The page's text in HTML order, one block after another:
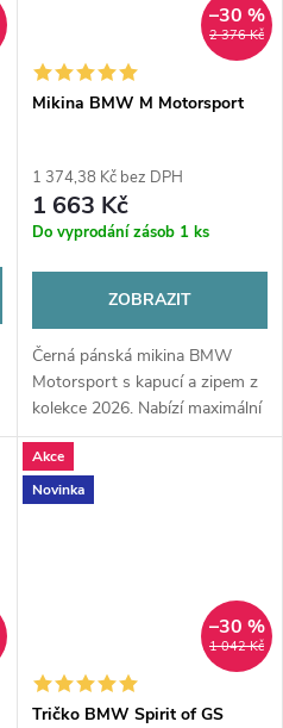
2 376 Kč
–30 %
Mikina BMW M Motorsport
1 374,38 Kč bez DPH
1 663 Kč
Do vyprodání zásob 1 ks
ZOBRAZIT
Černá pánská mikina BMW
Motorsport s kapucí a zipem z
kolekce 2026. Nabízí maximální
komfort díky bavlně a elastanu,
výrazná loga na zádech a nápis
na rukávu. Váš ideální...
Akce
Novinka
1 042 Kč
–30 %
Tričko BMW Spirit of GS